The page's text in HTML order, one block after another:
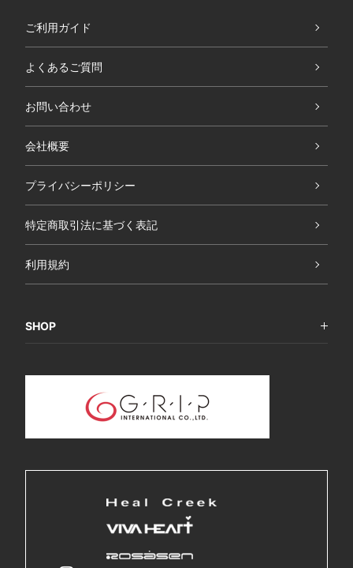
ご利用ガイド
よくあるご質問
お問い合わせ
会社概要
プライバシーポリシー
特定商取引法に基づく表記
利用規約
SHOP